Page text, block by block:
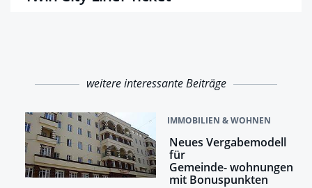
weitere interessante Beiträge
IMMOBILIEN & WOHNEN
Neues Vergabemodell
für
Gemeinde- wohnungen
mit Bonuspunkten